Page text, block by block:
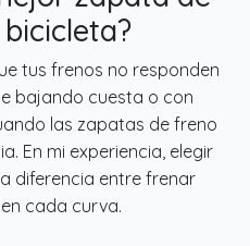
tus frenos no responden
bajando cuesta o con
las zapatas de freno
En mi experiencia, elegir
diferencia entre frenar
cada curva.